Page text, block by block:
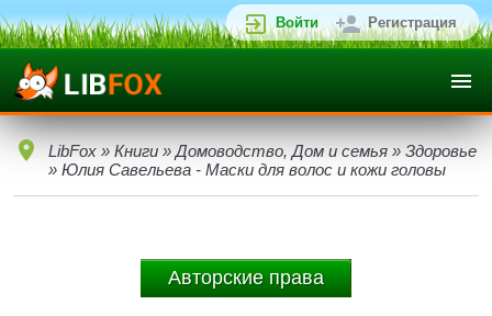
Войти Регистрация
LibFox » Книги » Домоводство, Дом и семья » Здоровье
» Юлия Савельева - Маски для волос и кожи головы
Авторские права